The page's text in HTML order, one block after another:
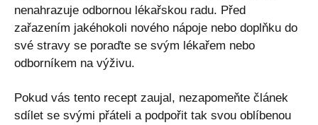
nenahrazuje odbornou lékařskou radu. Před
zařazením jakéhokoli nového nápoje nebo doplňku do
své stravy se poraďte se svým lékařem nebo
odborníkem na výživu.
Pokud vás tento recept zaujal, nezapomeňte článek
sdílet se svými přáteli a podpořit tak svou oblíbenou